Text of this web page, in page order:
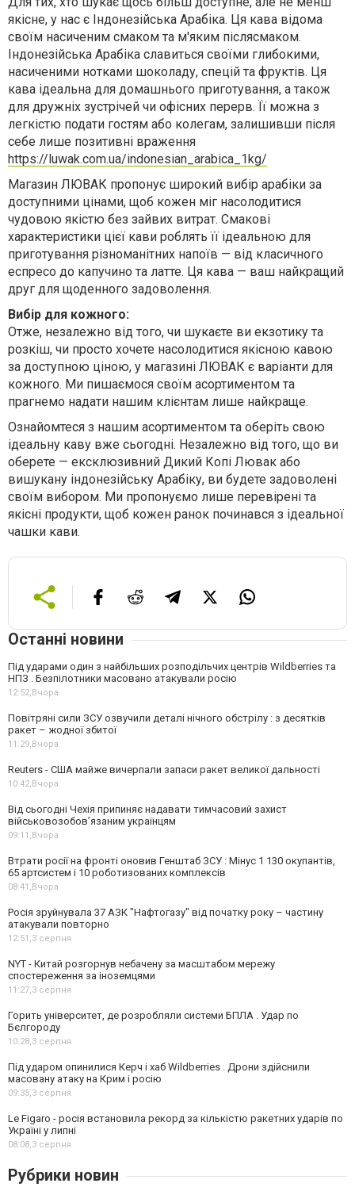
якісне, у нас є Індонезійська Арабіка. Ця кава відома
своїм насиченим смаком та м'яким післясмаком.
Індонезійська Арабіка славиться своїми глибокими,
насиченими нотками шоколаду, спецій та фруктів. Ця
кава ідеальна для домашнього приготування, а також
для дружніх зустрічей чи офісних перерв. Її можна з
легкістю подати гостям або колегам, залишивши після
себе лише позитивні враження
https://luwak.com.ua/indonesian_arabica_1kg/
Магазин ЛЮВАК пропонує широкий вибір арабіки за
доступними цінами, щоб кожен міг насолодитися
чудовою якістю без зайвих витрат. Смакові
характеристики цієї кави роблять її ідеальною для
приготування різноманітних напоїв — від класичного
еспресо до капучино та латте. Ця кава — ваш найкращий
друг для щоденного задоволення.
Вибір для кожного:
Отже, незалежно від того, чи шукаєте ви екзотику та
розкіш, чи просто хочете насолодитися якісною кавою
за доступною ціною, у магазині ЛЮВАК є варіанти для
кожного. Ми пишаємося своїм асортиментом та
прагнемо надати нашим клієнтам лише найкраще.
Ознайомтеся з нашим асортиментом та оберіть свою
ідеальну каву вже сьогодні. Незалежно від того, що ви
оберете — ексклюзивний Дикий Копі Лювак або
вишукану індонезійську Арабіку, ви будете задоволені
своїм вибором. Ми пропонуємо лише перевірені та
якісні продукти, щоб кожен ранок починався з ідеальної
чашки кави.
Останні новини
Під ударами один з найбільших розподільчих центрів Wildberries та
НПЗ . Безпілотники масовано атакували росію
12:52,Вчора
Повітряні сили ЗСУ озвучили деталі нічного обстрілу : з десятків
ракет – жодної збитої
11:29,Вчора
Reuters - США майже вичерпали запаси ракет великої дальності
10:42,Вчора
Від сьогодні Чехія припиняє надавати тимчасовий захист
військовозобов’язаним українцям
09:11,Вчора
Втрати росії на фронті оновив Генштаб ЗСУ : Мінус 1 130 окупантів,
65 артсистем і 10 роботизованих комплексів
08:41,Вчора
Росія зруйнувала 37 АЗК "Нафтогазу" від початку року – частину
атакували повторно
12:51,3 серпня
NYT - Китай розгорнув небачену за масштабом мережу
спостереження за іноземцями
11:27,3 серпня
Горить університет, де розробляли системи БПЛА . Удар по
Бєлгороду
10:28,3 серпня
Під ударом опинилися Керч і хаб Wildberries . Дрони здійснили
масовану атаку на Крим і росію
09:35,3 серпня
Le Figaro - росія встановила рекорд за кількістю ракетних ударів по
Україні у липні
08:08,3 серпня
Рубрики новин